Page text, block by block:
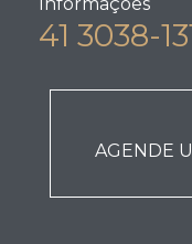
41 3038-
AGENDE